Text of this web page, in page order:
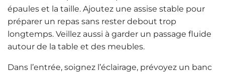
épaules et la taille. Ajoutez une assise stable pour
préparer un repas sans rester debout trop
longtemps. Veillez aussi à garder un passage fluide
autour de la table et des meubles.
Dans l’entrée, soignez l’éclairage, prévoyez un banc